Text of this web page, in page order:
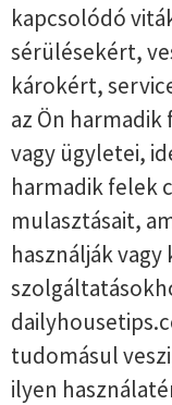
kapcsolódó
sérülésekért,
károkért,
az Ön
vagy ügyletei,
harmadik felek
mulasztásait,
használják
tudomásul
ilyen